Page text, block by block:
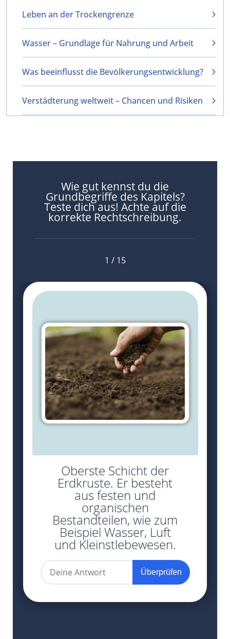
Leben an der Trockengrenze
Wasser – Grundlage für Nahrung und Arbeit
Was beeinflusst die Bevölkerungsentwicklung?
Verstädterung weltweit – Chancen und Risiken